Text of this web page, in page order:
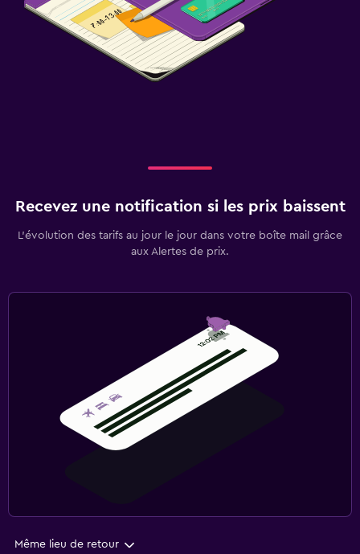
Recevez une notification si les prix baissent
L’évolution des tarifs au jour le jour dans votre boîte mail grâce
aux Alertes de prix.
Même lieu de retour